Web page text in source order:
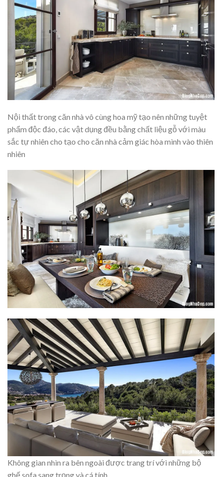
Nội thất trong căn nhà vô cùng hoa mỹ tạo nên những tuyệt
phẩm độc đáo, các vật dụng đều bằng chất liệu gỗ với màu
sắc tự nhiên cho tạo cho căn nhà cảm giác hòa mình vào thiên
nhiên
Không gian nhìn ra bên ngoài được trang trí với những bộ
ghế sofa sang trọng và cá tính